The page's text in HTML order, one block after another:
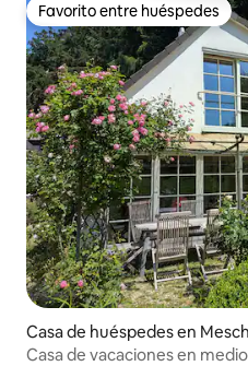
Favorito entre huéspedes
Favorito entre huéspedes
Casa de huéspedes en
Casa de vacaciones en